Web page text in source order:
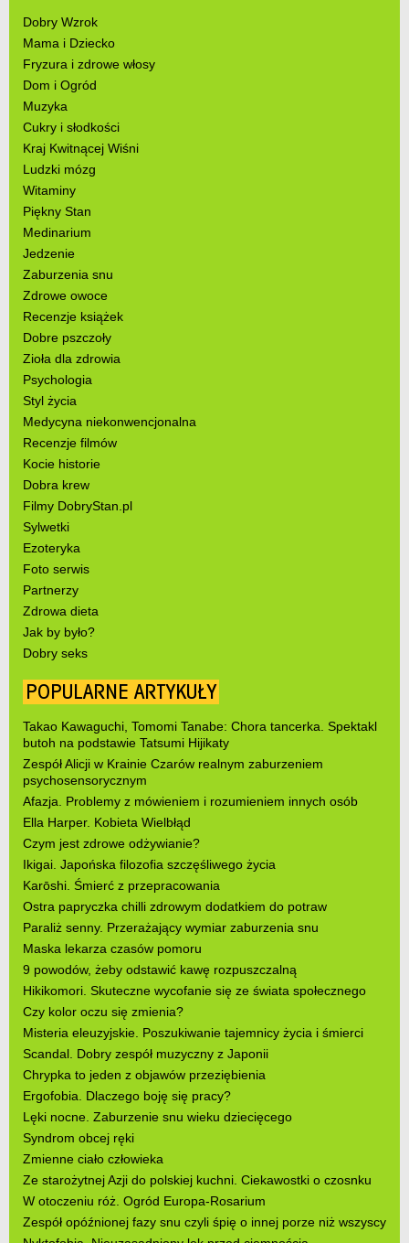
Dobry Wzrok
Mama i Dziecko
Fryzura i zdrowe włosy
Dom i Ogród
Muzyka
Cukry i słodkości
Kraj Kwitnącej Wiśni
Ludzki mózg
Witaminy
Piękny Stan
Medinarium
Jedzenie
Zaburzenia snu
Zdrowe owoce
Recenzje książek
Dobre pszczoły
Zioła dla zdrowia
Psychologia
Styl życia
Medycyna niekonwencjonalna
Recenzje filmów
Kocie historie
Dobra krew
Filmy DobryStan.pl
Sylwetki
Ezoteryka
Foto serwis
Partnerzy
Zdrowa dieta
Jak by było?
Dobry seks
POPULARNE ARTYKUŁY
Takao Kawaguchi, Tomomi Tanabe: Chora tancerka. Spektakl
butoh na podstawie Tatsumi Hijikaty
Zespół Alicji w Krainie Czarów realnym zaburzeniem
psychosensorycznym
Afazja. Problemy z mówieniem i rozumieniem innych osób
Ella Harper. Kobieta Wielbłąd
Czym jest zdrowe odżywianie?
Ikigai. Japońska filozofia szczęśliwego życia
Karōshi. Śmierć z przepracowania
Ostra papryczka chilli zdrowym dodatkiem do potraw
Paraliż senny. Przerażający wymiar zaburzenia snu
Maska lekarza czasów pomoru
9 powodów, żeby odstawić kawę rozpuszczalną
Hikikomori. Skuteczne wycofanie się ze świata społecznego
Czy kolor oczu się zmienia?
Misteria eleuzyjskie. Poszukiwanie tajemnicy życia i śmierci
Scandal. Dobry zespół muzyczny z Japonii
Chrypka to jeden z objawów przeziębienia
Ergofobia. Dlaczego boję się pracy?
Lęki nocne. Zaburzenie snu wieku dziecięcego
Syndrom obcej ręki
Zmienne ciało człowieka
Ze starożytnej Azji do polskiej kuchni. Ciekawostki o czosnku
W otoczeniu róż. Ogród Europa-Rosarium
Zespół opóźnionej fazy snu czyli śpię o innej porze niż wszyscy